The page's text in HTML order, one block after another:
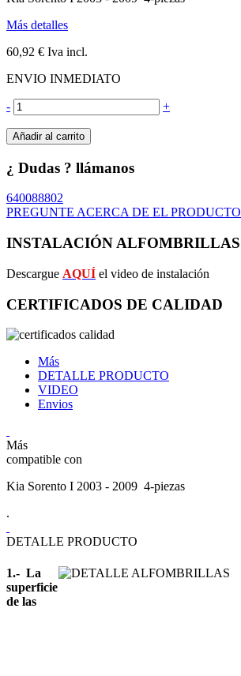
Más detalles
60,92 € Iva incl.
ENVIO INMEDIATO
- +
Añadir al carrito
¿ Dudas ? llámanos
640088802
PREGUNTE ACERCA DE EL PRODUCTO
INSTALACIÓN ALFOMBRILLAS
Descargue AQUÍ el video de instalación
CERTIFICADOS DE CALIDAD
Más
DETALLE PRODUCTO
VIDEO
Envios
Más
compatible con
Kia Sorento I 2003 - 2009 4-piezas
.
DETALLE PRODUCTO
1.- La
superficie
de las